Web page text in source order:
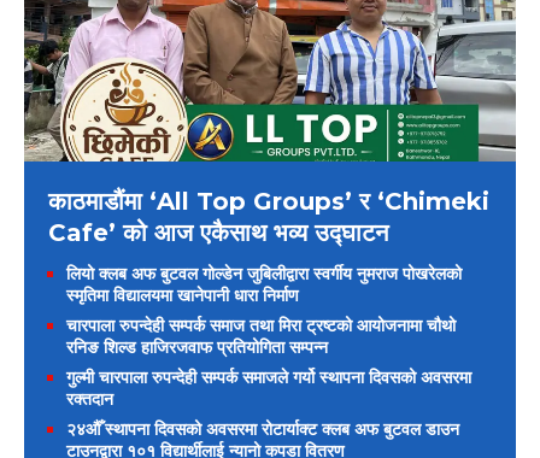
काठमाडौंमा ‘All Top Groups’ र ‘Chimeki
Cafe’ को आज एकैसाथ भव्य उद्घाटन
लियो क्लब अफ बुटवल गोल्डेन जुबिलीद्वारा स्वर्गीय नुमराज पोखरेलको
स्मृतिमा विद्यालयमा खानेपानी धारा निर्माण
चारपाला रुपन्देही सम्पर्क समाज तथा मिरा ट्रष्टको आयोजनामा चौथो
रनिङ शिल्ड हाजिरजवाफ प्रतियोगिता सम्पन्न
गुल्मी चारपाला रुपन्देही सम्पर्क समाजले गर्यो स्थापना दिवसको अवसरमा
रक्तदान
२४औँ स्थापना दिवसको अवसरमा रोटार्याक्ट क्लब अफ बुटवल डाउन
टाउनद्वारा १०१ विद्यार्थीलाई न्यानो कपडा वितरण